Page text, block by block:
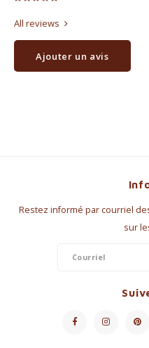
All reviews
Ajouter un avis
Restez informé par courriel
sur